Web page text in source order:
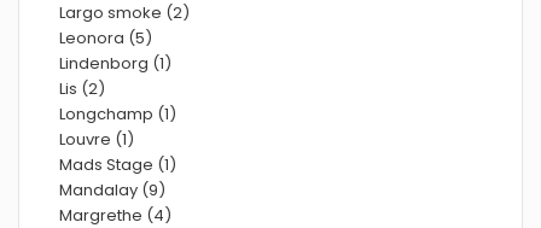
Largo smoke (2)
Leonora (5)
Lindenborg (1)
Lis (2)
Longchamp (1)
Louvre (1)
Mads Stage (1)
Mandalay (9)
Margrethe (4)